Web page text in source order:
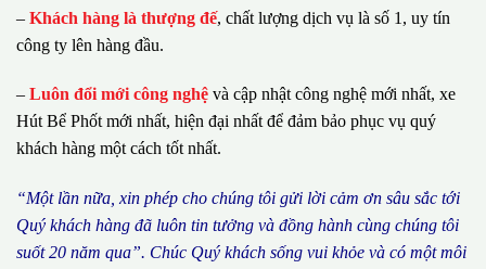
– Khách hàng là thượng đế, chất lượng dịch vụ là số 1, uy tín
công ty lên hàng đầu.
– Luôn đổi mới công nghệ và cập nhật công nghệ mới nhất, xe
Hút Bể Phốt mới nhất, hiện đại nhất để đảm bảo phục vụ quý
khách hàng một cách tốt nhất.
“Một lần nữa, xin phép cho chúng tôi gửi lời cảm ơn sâu sắc tới
Quý khách hàng đã luôn tin tưởng và đồng hành cùng chúng tôi
suốt 20 năm qua”. Chúc Quý khách sống vui khỏe và có một môi